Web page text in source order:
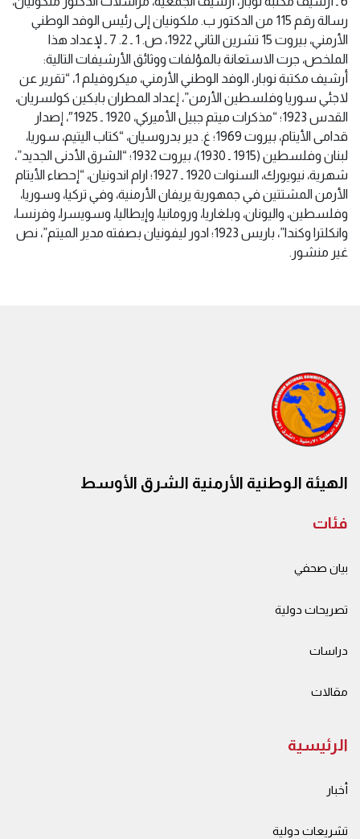
الهيئة الوطنية الأرمنية الشرق الأوسط
فئات
بيان صحفي
تصريحات دولية
دراسات
مقالات
الرئيسية
أخبار
تشريعات دولية